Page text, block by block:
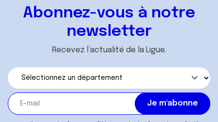
Abonnez-vous à notre
newsletter
Recevez l’actualité de la Ligue.